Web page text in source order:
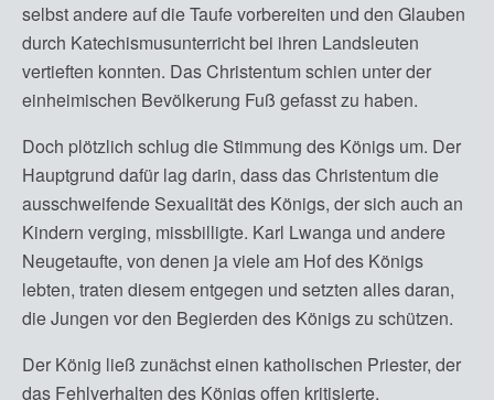
selbst andere auf die Taufe vorbereiten und den Glauben
durch Katechismusunterricht bei ihren Landsleuten
vertieften konnten. Das Christentum schien unter der
einheimischen Bevölkerung Fuß gefasst zu haben.
Doch plötzlich schlug die Stimmung des Königs um. Der
Hauptgrund dafür lag darin, dass das Christentum die
ausschweifende Sexualität des Königs, der sich auch an
Kindern verging, missbilligte. Karl Lwanga und andere
Neugetaufte, von denen ja viele am Hof des Königs
lebten, traten diesem entgegen und setzten alles daran,
die Jungen vor den Begierden des Königs zu schützen.
Der König ließ zunächst einen katholischen Priester, der
das Fehlverhalten des Königs offen kritisierte,